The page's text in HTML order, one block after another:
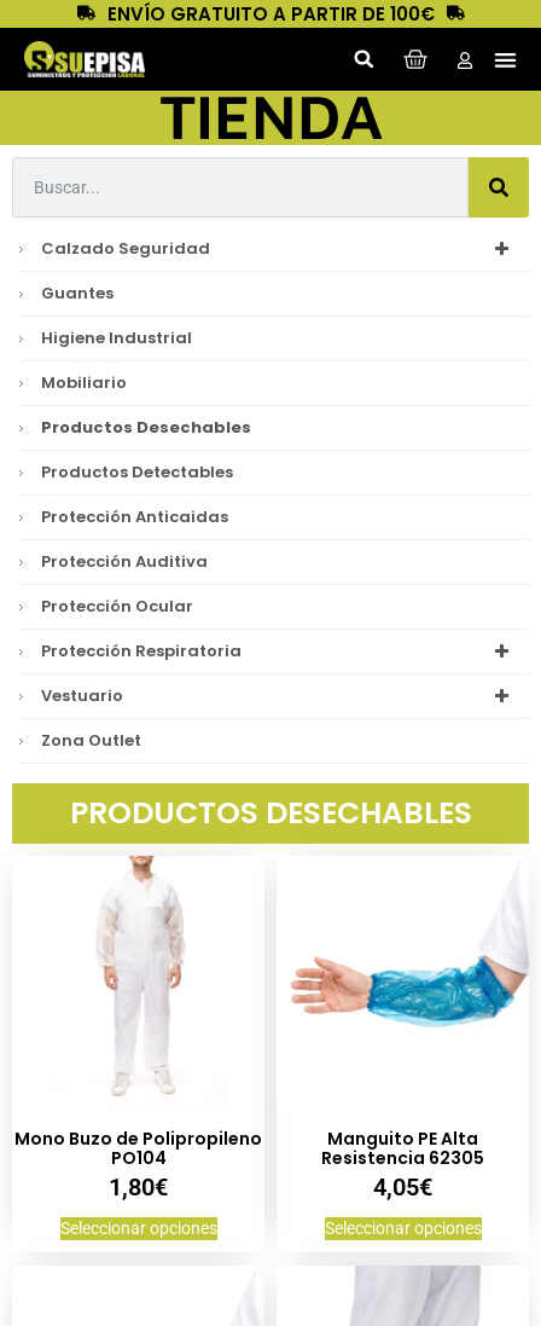
ENVÍO GRATUITO A PARTIR DE 100€
TIENDA
Calzado Seguridad
Guantes
Higiene Industrial
Mobiliario
Productos Desechables
Productos Detectables
Protección Anticaidas
Protección Auditiva
Protección Ocular
Protección Respiratoria
Vestuario
Zona Outlet
PRODUCTOS DESECHABLES
Mono Buzo de Polipropileno
PO104
1,80€
Seleccionar opciones
Manguito PE Alta
Resistencia 62305
4,05€
Seleccionar opciones